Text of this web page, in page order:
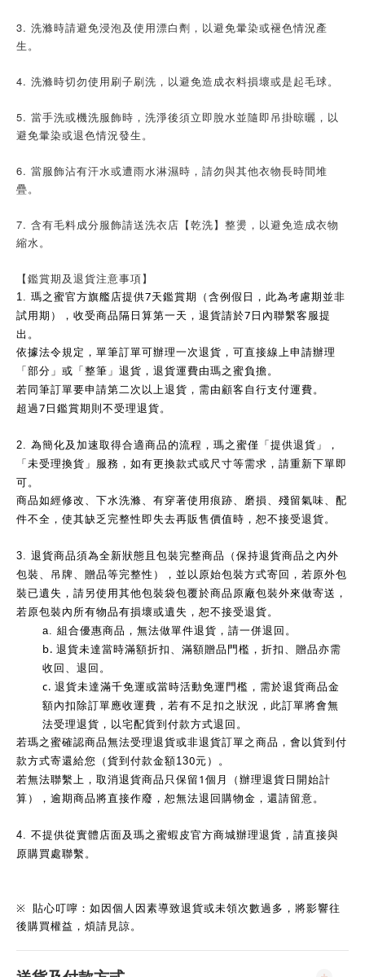
3. 洗滌時請避免浸泡及使用漂白劑，以避免暈染或褪色情況產
生。
4. 洗滌時切勿使用刷子刷洗，以避免造成衣料損壞或是起毛球。
5. 當手洗或機洗服飾時，洗淨後須立即脫水並隨即吊掛晾曬，以
避免暈染或退色情況發生。
6. 當服飾沾有汗水或遭雨水淋濕時，請勿與其他衣物長時間堆
疊。
7. 含有毛料成分服飾請送洗衣店【乾洗】整燙，以避免造成衣物
縮水。
【鑑賞期及退貨注意事項】
1. 瑪之蜜官方旗艦店提供7天鑑賞期（含例假日，此為考慮期並非
試用期），收受商品隔日算第一天，退貨請於7 日內聯繫客服提
出。
依據法令規定，單筆訂單可辦理一次退貨，可直接線上申請辦理
「部分」或「整筆」退貨，退貨運費由瑪之蜜負擔。
若同筆訂單要申請第二次以上退貨，需由顧客自行支付運費。
超過7 日鑑賞期則不受理退貨。
2. 為簡化及加速取得合適商品的流程，瑪之蜜僅「提供退貨」，
「未受理換貨」服務，如有更換款式或尺寸等需求，請重新下單即
可。
商品如經修改、下水洗滌、有穿著使用痕跡、磨損、殘留氣味、配
件不全，使其缺乏完整性即失去再販售價值時，恕不接受退貨。
3. 退貨商品須為全新狀態且包裝完整商品（保持退貨商品之內外
包裝、吊牌、贈品等完整性），並以原始包裝方式寄回，若原外包
裝已遺失，請另使用其他包裝袋包覆於商品原廠包裝外來做寄送，
若原包裝內所有物品有損壞或遺失，恕不接受退貨。
a. 組合優惠商品，無法做單件退貨，請一併退回。
b. 退貨未達當時滿額折扣、滿額贈品門檻，折扣、贈品亦需
收回、退回。
c. 退貨未達滿千免運或當時活動免運門檻，需於退貨商品金
額內扣除訂單應收運費，若有不足扣之狀況，此訂單將會無
法受理退貨，以宅配貨到付款方式退回。
若瑪之蜜確認商品無法受理退貨或非退貨訂單之商品，會以貨到付
款方式寄還給您（貨到付款金額130元）。
若無法聯繫上，取消退貨商品只保留 1 個月（辦理退貨日開始計
算），逾期商品將直接作廢，恕無法退回購物金，還請留意。
4. 不提供從實體店面及瑪之蜜蝦皮官方商城辦理退貨，請直接與
原購買處聯繫。
※
貼心叮嚀：如因個人因素導致退貨或未領次數過多，將影響往
後購買權益，煩請見諒。